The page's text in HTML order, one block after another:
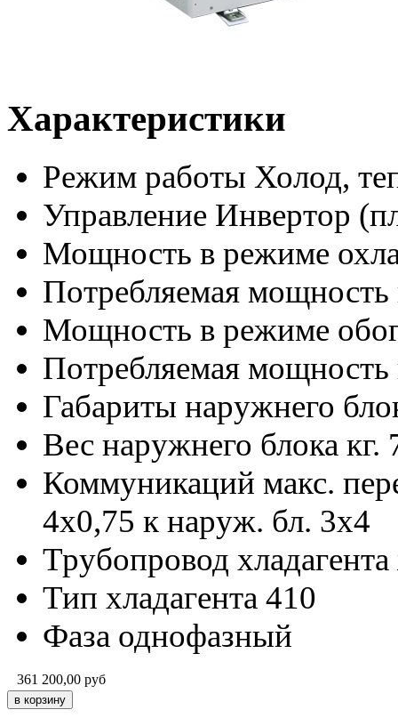
Характеристики
Режим работы Холод,
Управление Инвертор
Мощность в режиме
Потребляемая
Мощность в режиме
Потребляемая мощность
Габариты наружнего
Вес наружнего блока кг.
Коммуникаций макс.
4х0,75 к наруж. бл. 3х4
Трубопровод
Тип хладагента 410
Фаза однофазный
361 200,00 руб